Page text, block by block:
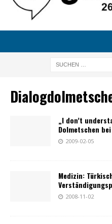
„I don’t
Dolmetschen
2009-02-05
Medizin:
2008-11-02